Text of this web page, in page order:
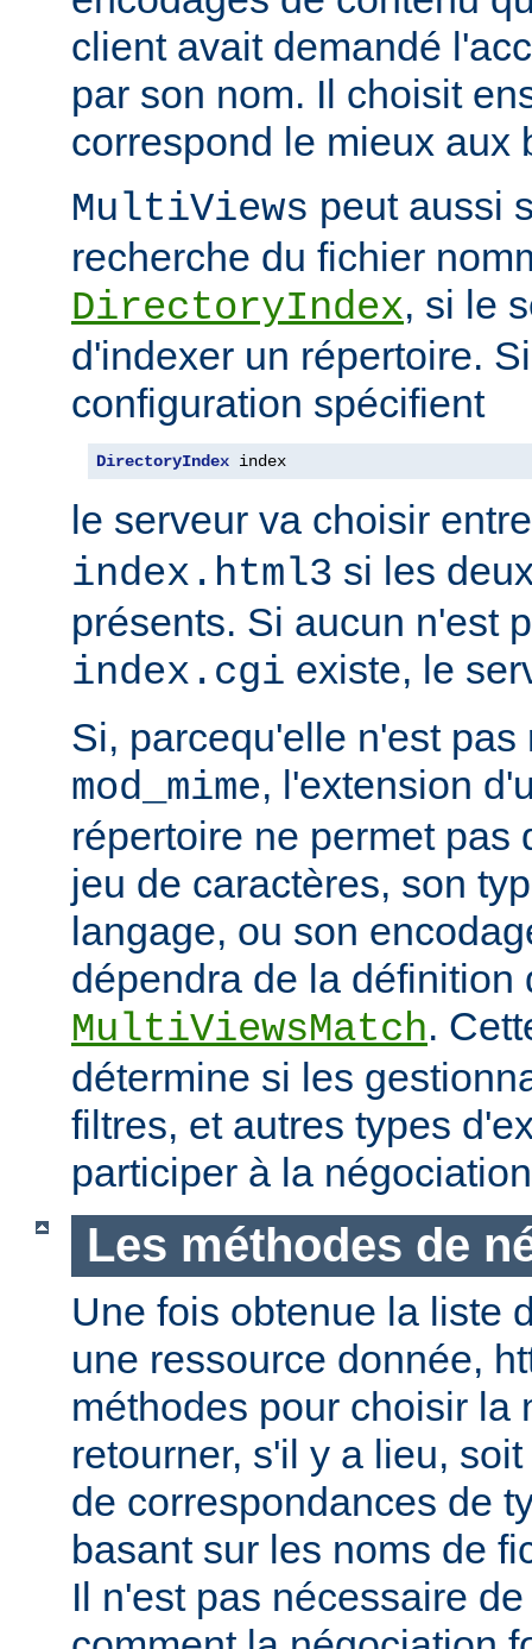
client avait demandé
par son nom. Il choisit
correspond le mieux aux
MultiViews peut aussi
recherche du fichier
DirectoryIndex, si le
d'indexer un répertoire.
configuration spécifient
DirectoryIndex index
le serveur va choisir
index.html3 si les
présents. Si aucun n'est
index.cgi existe, le
Si, parcequ'elle n'est pas
mod_mime, l'extension
répertoire ne permet pas
jeu de caractères, son
langage, ou son
dépendra de la définition
MultiViewsMatch.
détermine si les
filtres, et autres types
participer à la
Les méthodes de
Une fois obtenue la liste
une ressource donnée,
méthodes pour choisir la
retourner, s'il y a lieu,
de correspondances de
basant sur les noms de
Il n'est pas nécessaire